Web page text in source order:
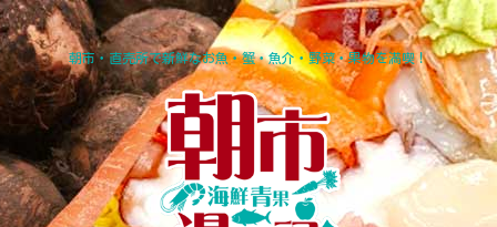
朝市・直売所で新鮮なお魚・蟹・魚介・野菜・果物を満喫！